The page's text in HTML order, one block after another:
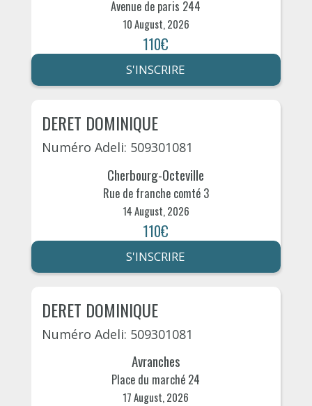
Avenue de paris 244
10 August, 2026
110€
S'INSCRIRE
DERET DOMINIQUE
Numéro Adeli: 509301081
Cherbourg-Octeville
Rue de franche comté 3
14 August, 2026
110€
S'INSCRIRE
DERET DOMINIQUE
Numéro Adeli: 509301081
Avranches
Place du marché 24
17 August, 2026